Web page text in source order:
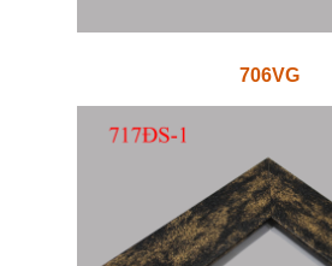
706VG